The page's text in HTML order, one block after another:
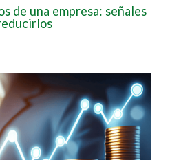
de una empresa: señales